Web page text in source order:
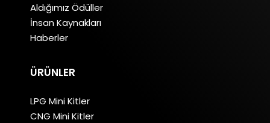
Aldığımız Ödüller
İnsan Kaynakları
Haberler
ÜRÜNLER
LPG Mini Kitler
CNG Mini Kitler